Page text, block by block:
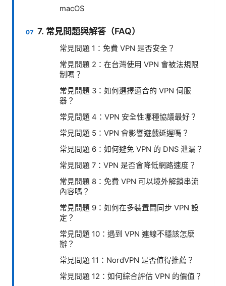
macOS
7. 常見問題與解答（FAQ）
常見問題 1：免費 VPN 是否安全？
常見問題 2：在台灣使用 VPN 會被法規限
制嗎？
常見問題 3：如何選擇適合的 VPN 伺服
器？
常見問題 4：VPN 安全性哪種協議最好？
常見問題 5：VPN 會影響遊戲延遲嗎？
常見問題 6：如何避免 VPN 的 DNS 泄漏？
常見問題 7：VPN 是否會降低網路速度？
常見問題 8：免費 VPN 可以境外解鎖串流
內容嗎？
常見問題 9：如何在多裝置間同步 VPN 設
定？
常見問題 10：遇到 VPN 連線不穩該怎麼
辦？
常見問題 11：NordVPN 是否值得推薦？
常見問題 12：如何綜合評估 VPN 的價值？